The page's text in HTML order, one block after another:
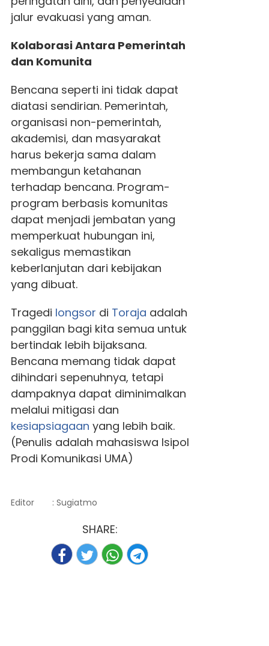
jalur evakuasi yang aman.
Kolaborasi Antara Pemerintah
dan Komunita
Bencana seperti ini tidak dapat
diatasi sendirian. Pemerintah,
organisasi non-pemerintah,
akademisi, dan masyarakat
harus bekerja sama dalam
membangun ketahanan
terhadap bencana. Program-
program berbasis komunitas
dapat menjadi jembatan yang
memperkuat hubungan ini,
sekaligus memastikan
keberlanjutan dari kebijakan
yang dibuat.
Tragedi longsor di Toraja adalah
panggilan bagi kita semua untuk
bertindak lebih bijaksana.
Bencana memang tidak dapat
dihindari sepenuhnya, tetapi
dampaknya dapat diminimalkan
melalui mitigasi dan
kesiapsiagaan yang lebih baik.
(Penulis adalah mahasiswa Isipol
Prodi Komunikasi UMA)
Editor : Sugiatmo
SHARE: